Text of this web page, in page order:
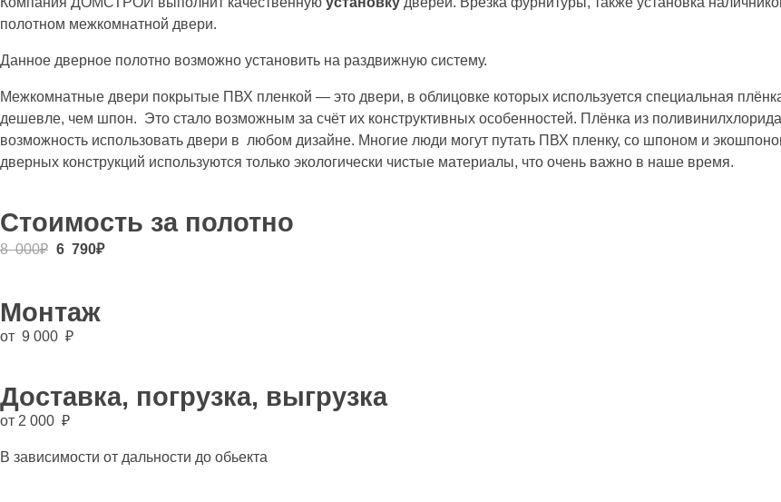
полотном межкомнатной двери.
Данное дверное полотно возможно установить на раздвижную систему.
Межкомнатные двери покрытые ПВХ пленкой — это двери, в облицовке которых используется специальная
дешевле, чем шпон. Это стало возможным за счёт их конструктивных особенностей. Плёнка из
возможность использовать двери в любом дизайне. Многие люди могут путать ПВХ пленку, со шпоном и
дверных конструкций используются только экологически чистые материалы, что очень важно в наше время.
Стоимость за полотно
8 000₽ 6 790₽
Монтаж
от 9 000 ₽
Доставка, погрузка, выгрузка
от 2 000 ₽
В зависимости от дальности до обьекта